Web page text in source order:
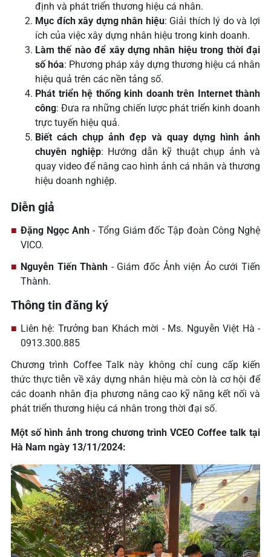
định và phát triển thương hiệu cá nhân.
Mục đích xây dựng nhân hiệu: Giải thích lý do và lợi
ích của việc xây dựng nhân hiệu trong kinh doanh.
Làm thế nào để xây dựng nhân hiệu trong thời đại
số hóa: Phương pháp xây dựng thương hiệu cá nhân
hiệu quả trên các nền tảng số.
Phát triển hệ thống kinh doanh trên Internet thành
công: Đưa ra những chiến lược phát triển kinh doanh
trực tuyến hiệu quả.
Biết cách chụp ảnh đẹp và quay dựng hình ảnh
chuyên nghiệp: Hướng dẫn kỹ thuật chụp ảnh và
quay video để nâng cao hình ảnh cá nhân và thương
hiệu doanh nghiệp.
Diễn giả
Đặng Ngọc Anh- Tổng Giám đốc Tập đoàn Công Nghệ
VICO.
Nguyễn Tiến Thành - Giám đốc Ảnh viện Áo cưới Tiến
Thành.
Thông tin đăng ký
Liên hệ: Trưởng ban Khách mời - Ms. Nguyễn Việt Hà -
0913.300.885
Chương trình Coffee Talk này không chỉ cung cấp kiến
thức thực tiễn về xây dựng nhân hiệu mà còn là cơ hội để
các doanh nhân địa phương nâng cao kỹ năng kết nối và
phát triển thương hiệu cá nhân trong thời đại số.
Một số hình ảnh trong chương trình VCEO Coffee talk tại
Hà Nam ngày 13/11/2024: